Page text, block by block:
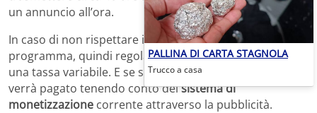
un annuncio all’ora.
In caso di non rispettare i requisiti stabiliti con questo
programma, quindi regola il sistema corrente, ci sarà
una tassa variabile. E se supera gli obiettivi, il
verrà pagato tenendo conto delsistema di
monetizzazione corrente attraverso la pubblicità.
PALLINA DI CARTA STAGNOLA
Trucco a casa